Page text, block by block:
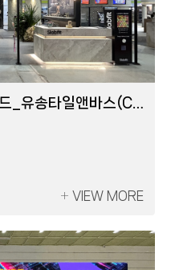
리포인트덴탈(COB)
VIEW MORE
VIEW MORE
리포인트덴탈(COB)
VIEW MORE
VIEW MORE